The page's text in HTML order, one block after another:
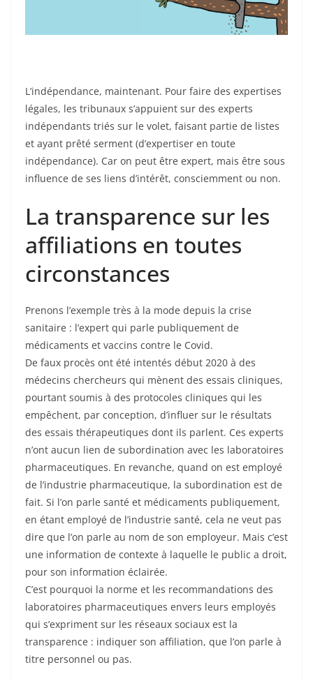
L’indépendance, maintenant. Pour faire des expertises
légales, les tribunaux s’appuient sur des experts
indépendants triés sur le volet, faisant partie de listes
et ayant prêté serment (d’expertiser en toute
indépendance). Car on peut être expert, mais être sous
influence de ses liens d’intérêt, consciemment ou non.
La transparence sur les
affiliations en toutes
circonstances
Prenons l’exemple très à la mode depuis la crise
sanitaire : l’expert qui parle publiquement de
médicaments et vaccins contre le Covid.
De faux procès ont été intentés début 2020 à des
médecins chercheurs qui mènent des essais cliniques,
pourtant soumis à des protocoles cliniques qui les
empêchent, par conception, d’influer sur le résultats
des essais thérapeutiques dont ils parlent. Ces experts
n’ont aucun lien de subordination avec les laboratoires
pharmaceutiques. En revanche, quand on est employé
de l’industrie pharmaceutique, la subordination est de
fait. Si l’on parle santé et médicaments publiquement,
en étant employé de l’industrie santé, cela ne veut pas
dire que l’on parle au nom de son employeur. Mais c’est
une information de contexte à laquelle le public a droit,
pour son information éclairée.
C’est pourquoi la norme et les recommandations des
laboratoires pharmaceutiques envers leurs employés
qui s’expriment sur les réseaux sociaux est la
transparence : indiquer son affiliation, que l’on parle à
titre personnel ou pas.